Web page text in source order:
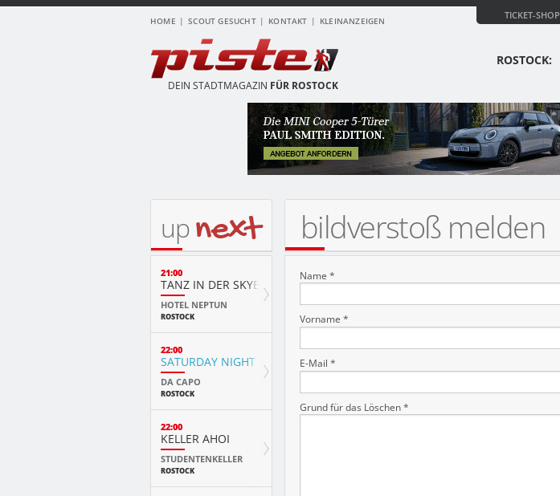
HOME SCOUT GESUCHT KONTAKT KLEINANZEIGEN TICKET-SHOP
DEIN STADTMAGAZIN FÜR ROSTOCK
ROSTOCK:
bildverstoß melden
Name *
Vorname *
E-Mail *
Grund für das Löschen *
upnext
21:00
TANZ IN DER SKYBAR
HOTEL NEPTUN
ROSTOCK
22:00
SATURDAY NIGHT
DA CAPO
ROSTOCK
22:00
KELLER AHOI
STUDENTENKELLER
ROSTOCK